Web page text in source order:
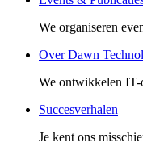
We organiseren
Over Dawn
We ontwikkelen IT-
Succesverhalen
Je kent ons